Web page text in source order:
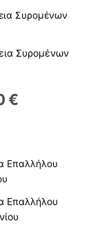
Συρομένων
€
Επαλλήλου